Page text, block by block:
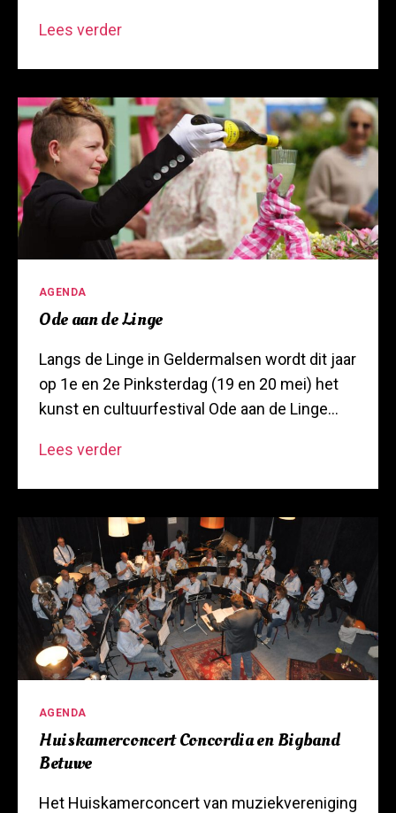
Lees verderWest
2024
Categorieën
AGENDA
Ode aan de Linge
Langs de Linge in Geldermalsen wordt dit jaar
op 1e en 2e Pinksterdag (19 en 20 mei) het
kunst en cultuurfestival Ode aan de Linge…
Lees verderOde
Linge
Categorieën
AGENDA
Huiskamerconcert Concordia en Bigband
Betuwe
Het Huiskamerconcert van muziekvereniging